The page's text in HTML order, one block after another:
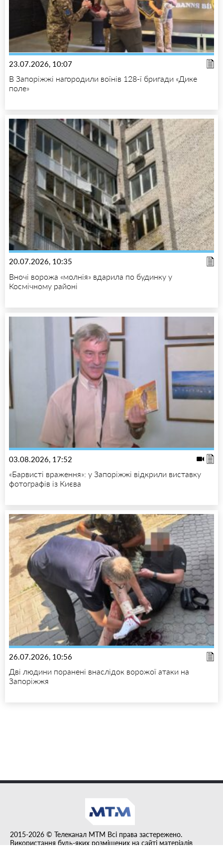
23.07.2026, 10:07
В Запоріжжі нагородили воїнів 128-ї бригади «Дике
поле»
20.07.2026, 10:35
Вночі ворожа «молнія» вдарила по будинку у
Космічному районі
03.08.2026, 17:52
«Барвисті враження»: у Запоріжжі відкрили виставку
фотографів із Києва
26.07.2026, 10:56
Дві людини поранені внаслідок ворожої атаки на
Запоріжжя
2015-2026 © Телеканал MTM Всі права застережено.
Використання будь-яких розміщених на сайті матеріалів